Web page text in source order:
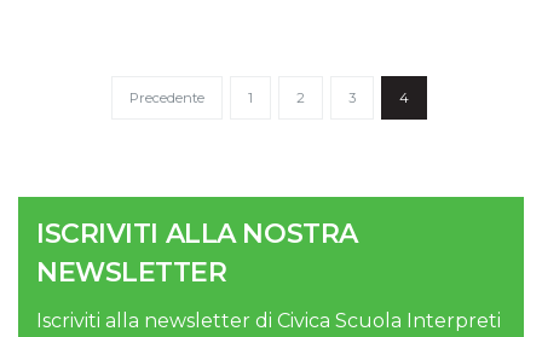
Precedente 1 2 3 4
ISCRIVITI ALLA NOSTRA
NEWSLETTER
Iscriviti alla newsletter di Civica Scuola Interpreti